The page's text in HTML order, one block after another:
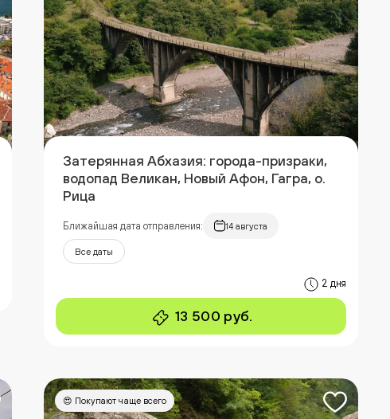
Затерянная Абхазия: города-призраки,
водопад Великан, Новый Афон, Гагра, о.
Рица
Ближайшая дата отправления: 14 августа
Все даты
2 дня
13 500 руб.
😍 Покупают чаще всего